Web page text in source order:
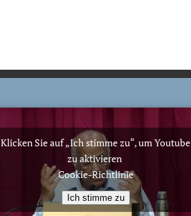
Klicken Sie auf „Ich stimme zu“, um Youtube
zu aktivieren
Cookie-Richtlinie
Ich stimme zu